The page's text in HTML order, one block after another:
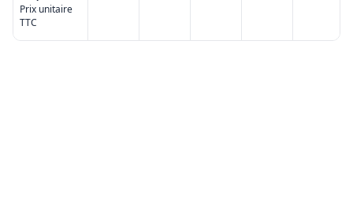
Prix unitaire
TTC